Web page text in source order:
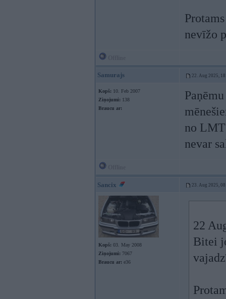
nevīžo
Samurajs 22. Aug 2025,
Kopš: 10. Feb 2007
Ziņojumi: 138
Braucu ar:
no
nevar
Sancix 23. Aug 2025,
Kopš: 03. May 2008
Ziņojumi: 7067
Braucu ar: e36
22
Bitei